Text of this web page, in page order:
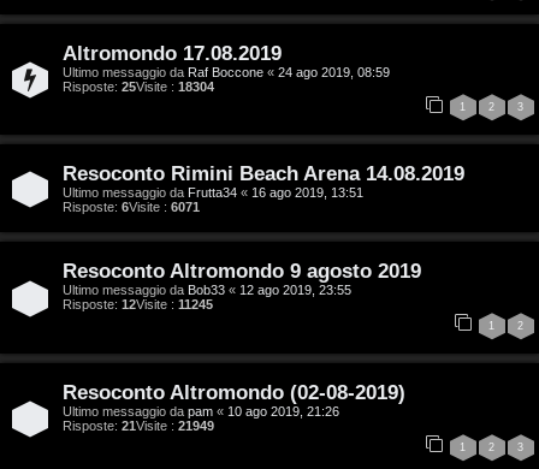
Altromondo 17.08.2019
Ultimo messaggio da Raf Boccone « 24 ago 2019, 08:59
Risposte: 25Visite : 18304
1 2 3
Resoconto Rimini Beach Arena 14.08.2019
Ultimo messaggio da Frutta34 « 16 ago 2019, 13:51
Risposte: 6Visite : 6071
Resoconto Altromondo 9 agosto 2019
Ultimo messaggio da Bob33 « 12 ago 2019, 23:55
Risposte: 12Visite : 11245
1 2
Resoconto Altromondo (02-08-2019)
Ultimo messaggio da pam « 10 ago 2019, 21:26
Risposte: 21Visite : 21949
1 2 3
i
a
l
S
t
o
r
e